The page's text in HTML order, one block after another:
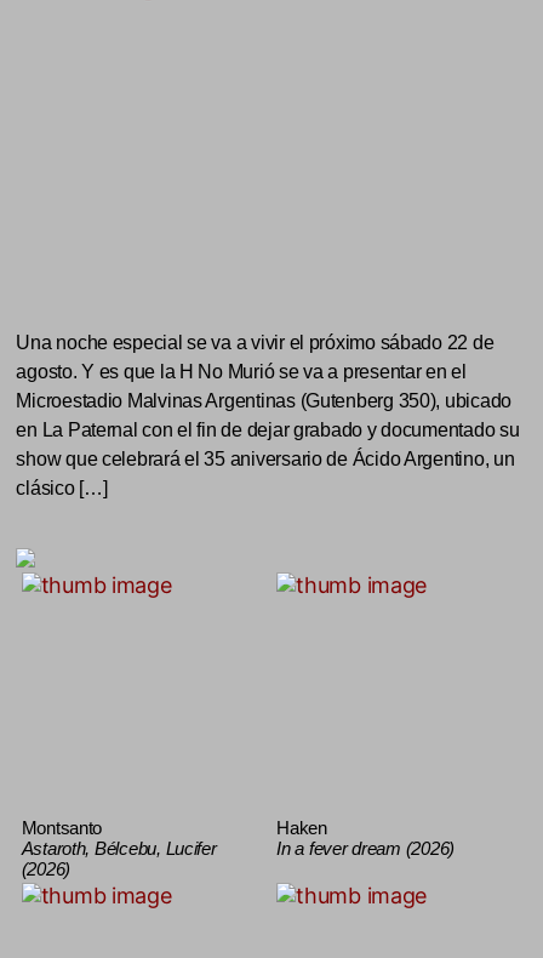
Una noche especial se va a vivir el próximo sábado 22 de
agosto. Y es que la H No Murió se va a presentar en el
Microestadio Malvinas Argentinas (Gutenberg 350), ubicado
en La Paternal con el fin de dejar grabado y documentado su
show que celebrará el 35 aniversario de Ácido Argentino, un
clásico […]
Montsanto
Astaroth, Bélcebu, Lucifer
(2026)
Haken
In a fever dream (2026)